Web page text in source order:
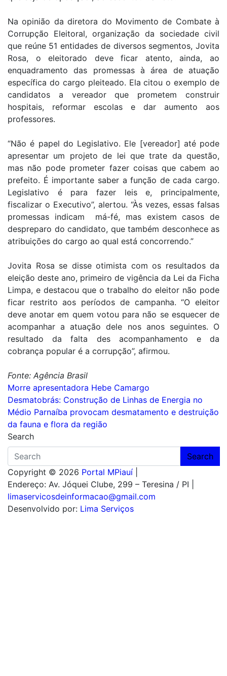
Na opinião da diretora do Movimento de Combate à
Corrupção Eleitoral, organização da sociedade civil
que reúne 51 entidades de diversos segmentos, Jovita
Rosa, o eleitorado deve ficar atento, ainda, ao
enquadramento das promessas à área de atuação
específica do cargo pleiteado. Ela citou o exemplo de
candidatos a vereador que prometem construir
hospitais, reformar escolas e dar aumento aos
professores.
“Não é papel do Legislativo. Ele [vereador] até pode
apresentar um projeto de lei que trate da questão,
mas não pode prometer fazer coisas que cabem ao
prefeito. É importante saber a função de cada cargo.
Legislativo é para fazer leis e, principalmente,
fiscalizar o Executivo”, alertou. “Às vezes, essas falsas
promessas indicam má-fé, mas existem casos de
despreparo do candidato, que também desconhece as
atribuições do cargo ao qual está concorrendo.”
Jovita Rosa se disse otimista com os resultados da
eleição deste ano, primeiro de vigência da Lei da Ficha
Limpa, e destacou que o trabalho do eleitor não pode
ficar restrito aos períodos de campanha. “O eleitor
deve anotar em quem votou para não se esquecer de
acompanhar a atuação dele nos anos seguintes. O
resultado da falta des acompanhamento e da
cobrança popular é a corrupção”, afirmou.
Fonte: Agência Brasil
Navegação
de
Post
Morre apresentadora Hebe Camargo
Desmatobrás: Construção de Linhas de Energia no
Médio Parnaíba provocam desmatamento e destruição
da fauna e flora da região
Search
Search
Copyright © 2026 Portal MPiauí
Endereço: Av. Jóquei Clube, 299 – Teresina / PI
limaservicosdeinformacao@gmail.com
Desenvolvido por: Lima Serviços